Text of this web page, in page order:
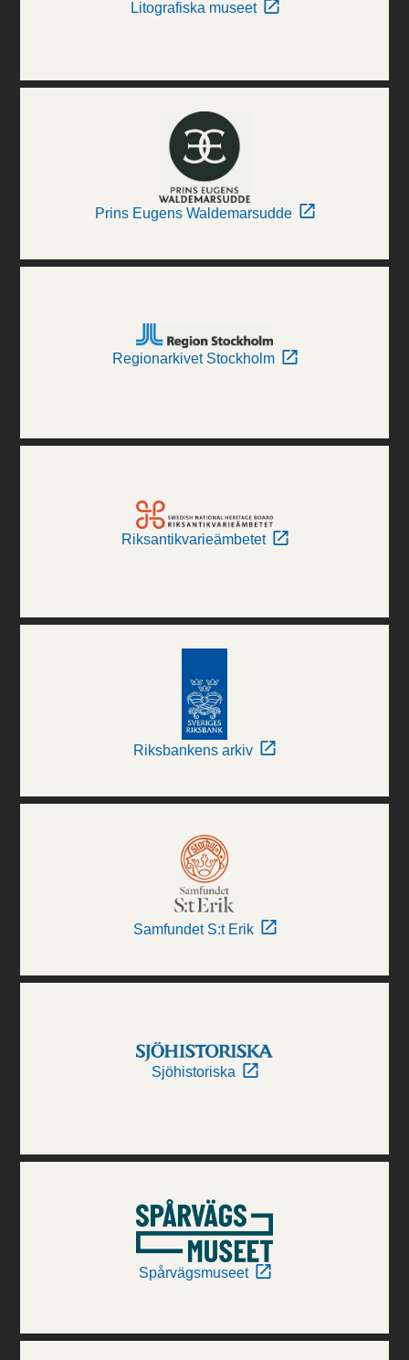
Litografiska museet
Prins Eugens Waldemarsudde
Regionarkivet Stockholm
Riksantikvarieämbetet
Riksbankens arkiv
Samfundet S:t Erik
Sjöhistoriska
Spårvägsmuseet